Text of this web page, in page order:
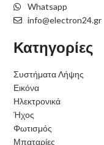
Whatsapp
info@electron24.gr
Κατηγορίες
Συστήματα Λήψης
Εικόνα
Ηλεκτρονικά
Ήχος
Φωτισμός
Μπαταρίες